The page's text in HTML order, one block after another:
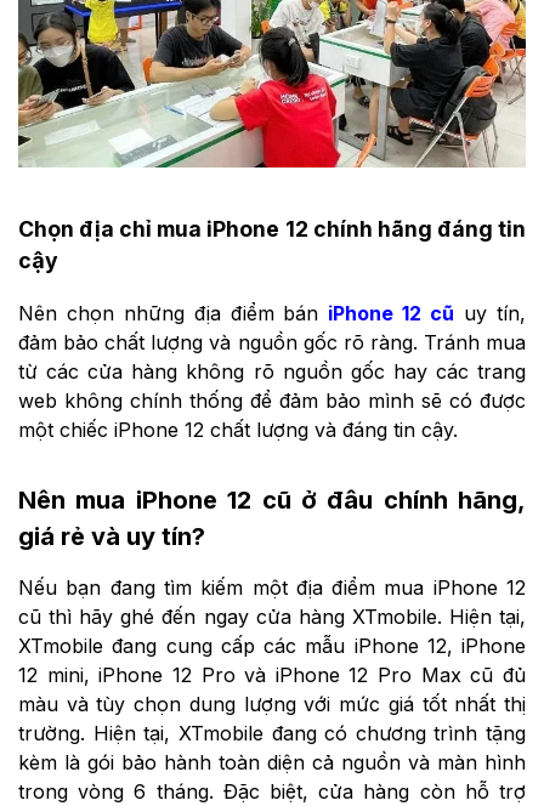
Chọn địa chỉ mua iPhone 12 chính hãng đáng tin
cậy
Nên chọn những địa điểm bán iPhone 12 cũ uy tín,
đảm bảo chất lượng và nguồn gốc rõ ràng. Tránh mua
từ các cửa hàng không rõ nguồn gốc hay các trang
web không chính thống để đảm bảo mình sẽ có được
một chiếc iPhone 12 chất lượng và đáng tin cậy.
Nên mua iPhone 12 cũ ở đâu chính hãng,
giá rẻ và uy tín?
Nếu bạn đang tìm kiếm một địa điểm mua iPhone 12
cũ thì hãy ghé đến ngay cửa hàng XTmobile. Hiện tại,
XTmobile đang cung cấp các mẫu iPhone 12, iPhone
12 mini, iPhone 12 Pro và iPhone 12 Pro Max cũ đủ
màu và tùy chọn dung lượng với mức giá tốt nhất thị
trường. Hiện tại, XTmobile đang có chương trình tặng
kèm là gói bảo hành toàn diện cả nguồn và màn hình
trong vòng 6 tháng. Đặc biệt, cửa hàng còn hỗ trợ